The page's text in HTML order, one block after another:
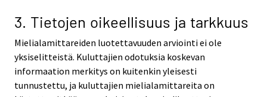
3. Tietojen oikeellisuus ja tarkkuus
Mielialamittareiden luotettavuuden arviointi ei ole
yksiselitteistä. Kuluttajien odotuksia koskevan
informaation merkitys on kuitenkin yleisesti
tunnustettu, ja kuluttajien mielialamittareita on